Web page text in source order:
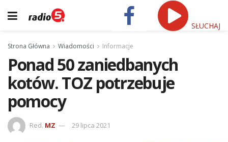
SŁUCHAJ
Strona Główna Wiadomości Informacje
Ponad 50 zaniedbanych
kotów. TOZ potrzebuje
pomocy
Red. MZ 29 lipca 2021